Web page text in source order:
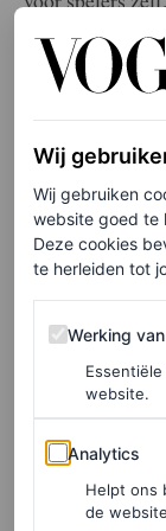
van onze
Elke week
Schrijf je
De sneakers
Maar ook in de
voeten van
Gwyneth
favoriete
Kendall
paar. Als er iets
Wij
Wij gebruiken
website goed te
Deze cookies
te herleiden tot
Werking van
Werking
website.
Analytics
Analytics
Helpt ons
de